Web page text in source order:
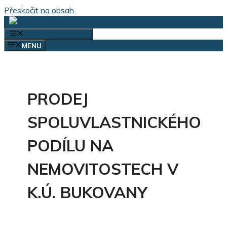
Přeskočit na obsah
MENU
PRODEJ
SPOLUVLASTNICKÉHO
PODÍLU NA
NEMOVITOSTECH V
K.Ú. BUKOVANY